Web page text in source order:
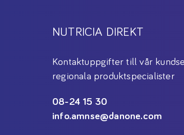
NUTRICIA DIREKT
Kontaktuppgifter till vår
regionala produktspecialister
08-24 15 30
info.amnse@danone.com